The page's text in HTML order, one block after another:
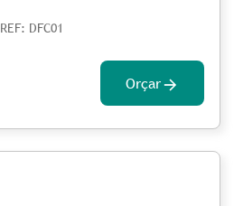
REF: DFC01
Orçar